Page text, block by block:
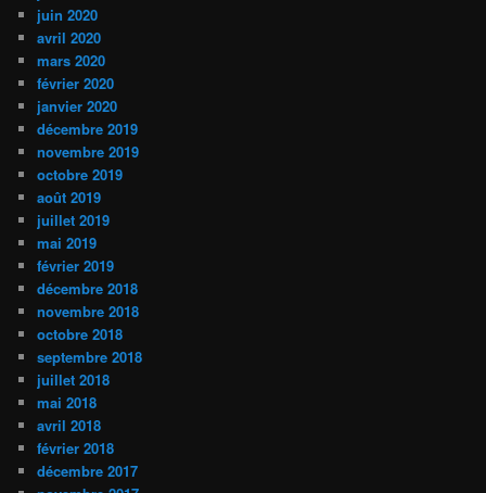
juin 2020
avril 2020
mars 2020
février 2020
janvier 2020
décembre 2019
novembre 2019
octobre 2019
août 2019
juillet 2019
mai 2019
février 2019
décembre 2018
novembre 2018
octobre 2018
septembre 2018
juillet 2018
mai 2018
avril 2018
février 2018
décembre 2017